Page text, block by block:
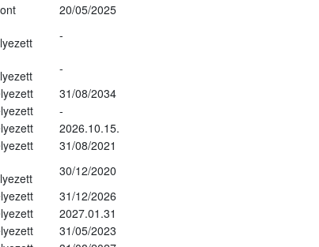
20/05/2025
-
-
31/08/2034
-
2026.10.15.
31/08/2021
30/12/2020
31/12/2026
2027.01.31
31/05/2023